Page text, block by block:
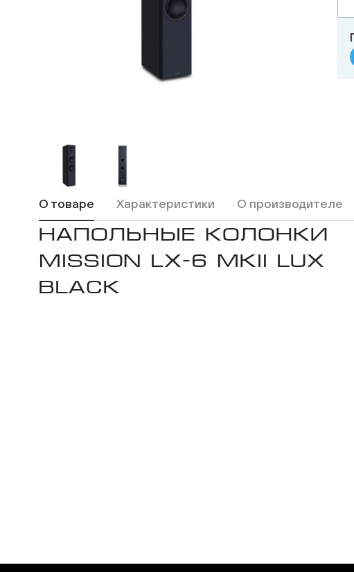
О товаре Характеристики О производителе
НАПОЛЬНЫЕ КОЛОНКИ
MISSION LX-6 MKII LUX
BLACK